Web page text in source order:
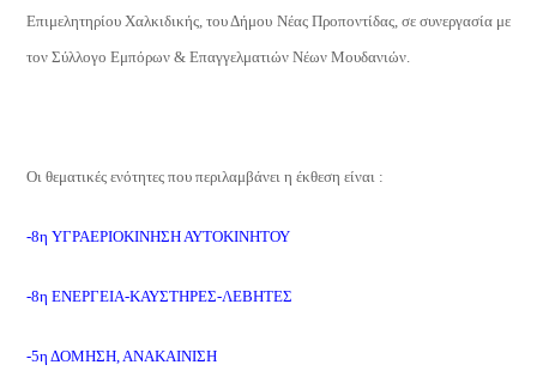
Επιμελητηρίου Χαλκιδικής, του Δήμου Νέας Προποντίδας, σε συνεργασία με
τον Σύλλογο Εμπόρων & Επαγγελματιών Νέων Μουδανιών.
Οι θεματικές ενότητες που περιλαμβάνει η έκθεση είναι :
-8η ΥΓΡΑΕΡΙΟΚΙΝΗΣΗ ΑΥΤΟΚΙΝΗΤΟΥ
-8η ΕΝΕΡΓΕΙΑ-ΚΑΥΣΤΗΡΕΣ-ΛΕΒΗΤΕΣ
-5η ΔΟΜΗΣΗ, ΑΝΑΚΑΙΝΙΣΗ